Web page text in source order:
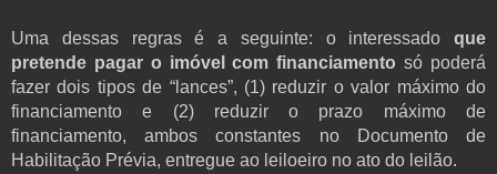
Uma dessas regras é a seguinte: o interessado que
pretende pagar o imóvel com financiamento só poderá
fazer dois tipos de “lances”, (1) reduzir o valor máximo do
financiamento e (2) reduzir o prazo máximo de
financiamento, ambos constantes no Documento de
Habilitação Prévia, entregue ao leiloeiro no ato do leilão.